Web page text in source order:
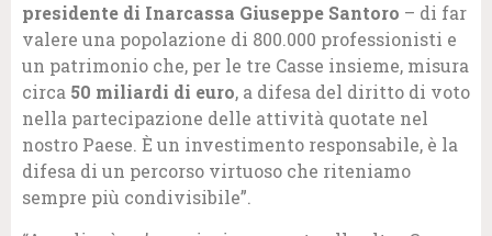
presidente di Inarcassa Giuseppe Santoro – di far
valere una popolazione di 800.000 professionisti e
un patrimonio che, per le tre Casse insieme, misura
circa 50 miliardi di euro, a difesa del diritto di voto
nella partecipazione delle attività quotate nel
nostro Paese. È un investimento responsabile, è la
difesa di un percorso virtuoso che riteniamo
sempre più condivisibile”.